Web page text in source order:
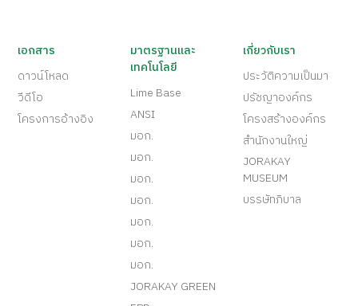
เอกสาร
ดาวน์โหลด
วีดีโอ
โครงการอ้างอิง
มาตรฐานและ
เทคโนโลยี
Lime Base
ANSI
มอก.
มอก.
มอก.
มอก.
มอก.
มอก.
มอก.
JORAKAY GREEN
เกี่ยวกับเรา
ประวัติความเป็นมา
ปรัชญาองค์กร
โครงสร้างองค์กร
สำนักงานใหญ่
JORAKAY
MUSEUM
บรรษัทภิบาล